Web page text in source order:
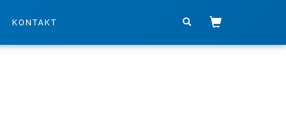
KONTAKT